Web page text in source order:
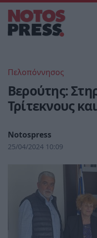
Πελοπόννησος
Βερούτης:
Τρίτεκνους
Notospress
25/04/2024 10:09